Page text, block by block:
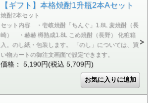
【ギフト】本格焼酎1升瓶2本Aセット
焼酎2本セット
セット内容 ・壱岐焼酎「ちんぐ」1.8L 麦焼酎（長
崎） ・赫赫 樽熟成1.8L こめ焼酎（長野） 化粧箱
入。のし紙・包装します。 「のし」については、買
い物カートの御注文画面で設定できます。
価格： 5,190円(税込 5,709円)